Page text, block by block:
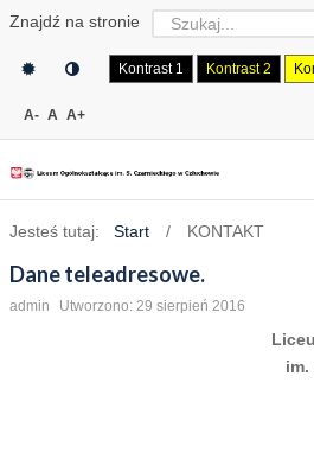
Znajdź na stronie
Kontrast 1 Kontrast 2
A- A A+
Jesteś tutaj: Start / KONTAKT
Dane teleadresowe.
admin Utworzono: 29 sierpień 2016
im.